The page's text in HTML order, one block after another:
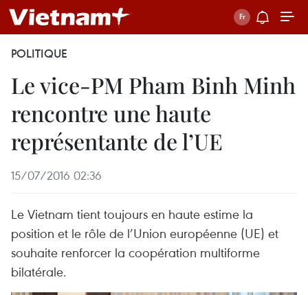
POLITIQUE
Le vice-PM Pham Binh Minh
rencontre une haute
représentante de l’UE
15/07/2016 02:36
Le Vietnam tient toujours en haute estime la
position et le rôle de l’Union européenne (UE) et
souhaite renforcer la coopération multiforme
bilatérale.